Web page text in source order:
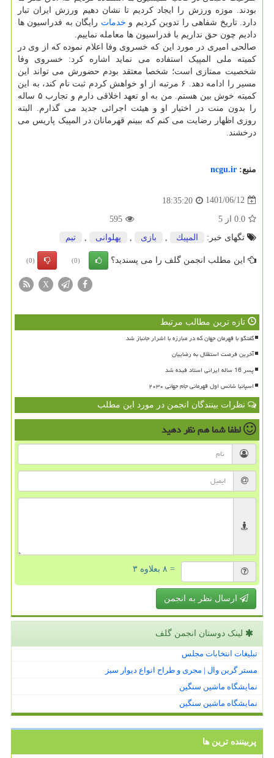
بودند. موزه ورزش را ایجاد کردیم تا نشان دهیم ورزش ایران تبار
دارد. تاریخ شفاهی را تدوین کردیم و خدمات رایگان به فدراسیون ها
دادیم چون حق نداریم با فدراسیون ها معامله نماییم.
صالحی امیری در مورد این که خسروی وفا اعلام نموده که از وی در
کمیته ملی المپیک استفاده می نماید اشاره کرد: خسروی وفا
شخصیت ممتازی است؛ شخصا معتقد بودم حضورش می تواند این
مسیر را ادامه دهد. ۶ مرتبه از او خواهش کردم ثبت نام کند، به این
کمیته خوش بین هستم. من به او تعهد اخلاقی دارم و تجارب ۵ ساله
را بدون منت در اختیار او و هیئت اجرائی جدید می گذارم. البته
روزی اظهار رضایت می کنم که ببینم قهرمانان در المپیک پاریس می
درخشند.
منبع: ncgu.ir
1401/06/12
18:35:20
0.0 از 5
595
تگهای خبر:
المپیك بازی پهلوانی تیم
این مطلب انجمن گلف را می پسندید؟ (0)
(0)
X
تازه ترین مطالب مرتبط
گفتگو با قهرمان جهان که در مبارزه با اشرار جانباز شد
آخرین فرصت استقلال به رضاییان
پسر 16 ساله ایرانی استاد فیده شد
اسپانیا شانس اول قهرمانی جام جهانی ۲۰۳۰
نظرات بینندگان انجمن در مورد این مطلب
لطفا شما همنظر دهید
= ۸ بعلاوه ۳
ارسال نظر به انجمن
لینک دوستان انجمن گلف
تبلیغات انتخابات مجلس
مستر گرین وال | مجری و طراح انواع دیوار سبز
نمایشگاه ماشین سنگین
نمایشگاه ماشین سنگین
پربیننده ترین ها